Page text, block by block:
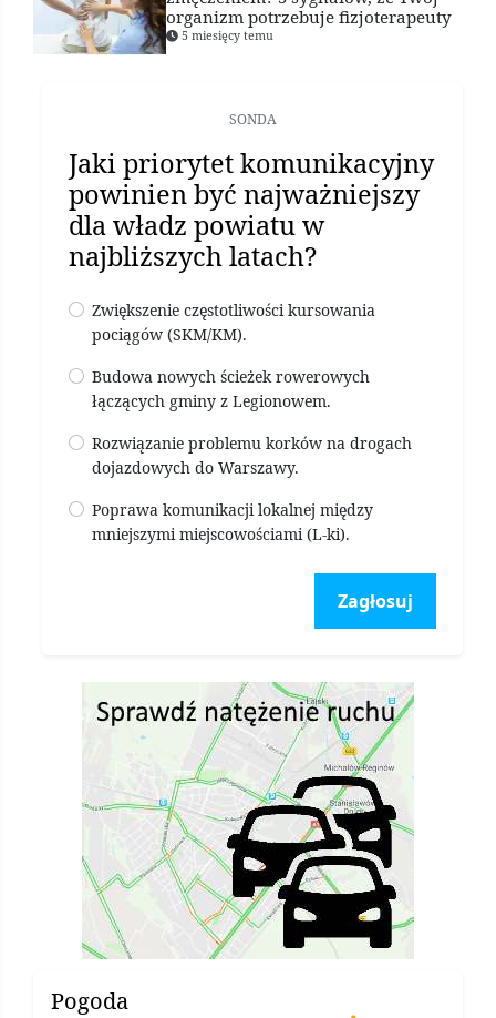
organizm potrzebuje fizjoterapeuty
5 miesięcy temu
SONDA
Jaki priorytet komunikacyjny
powinien być najważniejszy
dla władz powiatu w
najbliższych latach?
Zwiększenie częstotliwości kursowania
pociągów (SKM/KM).
Budowa nowych ścieżek rowerowych
łączących gminy z Legionowem.
Rozwiązanie problemu korków na drogach
dojazdowych do Warszawy.
Poprawa komunikacji lokalnej między
mniejszymi miejscowościami (L-ki).
Zagłosuj
Pogoda